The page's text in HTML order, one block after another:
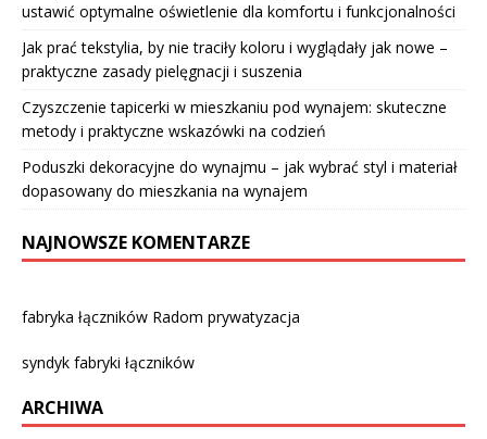
ustawić optymalne oświetlenie dla komfortu i funkcjonalności
Jak prać tekstylia, by nie traciły koloru i wyglądały jak nowe –
praktyczne zasady pielęgnacji i suszenia
Czyszczenie tapicerki w mieszkaniu pod wynajem: skuteczne
metody i praktyczne wskazówki na codzień
Poduszki dekoracyjne do wynajmu – jak wybrać styl i materiał
dopasowany do mieszkania na wynajem
NAJNOWSZE KOMENTARZE
fabryka łączników Radom prywatyzacja
syndyk fabryki łączników
ARCHIWA